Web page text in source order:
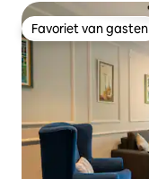
Favoriet van gasten
Favoriet van gasten